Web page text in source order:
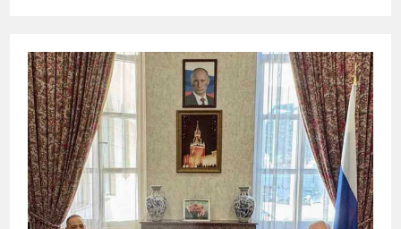
ПОЯВИЛИСЬ
САМОХОДКИ
М110А2
(США)